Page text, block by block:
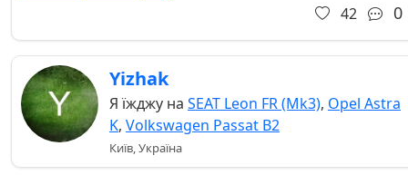
42 0
Yizhak
Я їжджу на SEAT Leon FR (Mk3), Opel Astra
K, Volkswagen Passat B2
Київ, Україна